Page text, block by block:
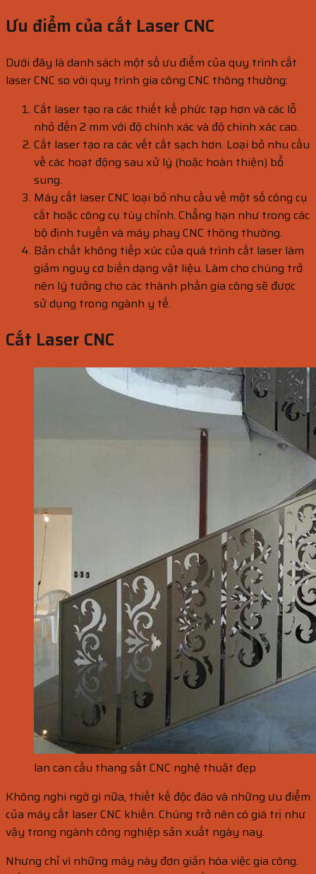
Ưu điểm của cắt Laser CNC
Dưới đây là danh sách một số ưu điểm của quy trình cắt
laser CNC so với quy trình gia công CNC thông thường:
Cắt laser tạo ra các thiết kế phức tạp hơn và các lỗ
nhỏ đến 2 mm với độ chính xác và độ chính xác cao.
Cắt laser tạo ra các vết cắt sạch hơn. Loại bỏ nhu cầu
về các hoạt động sau xử lý (hoặc hoàn thiện) bổ
sung.
Máy cắt laser CNC loại bỏ nhu cầu về một số công cụ
cắt hoặc công cụ tùy chỉnh. Chẳng hạn như trong các
bộ định tuyến và máy phay CNC thông thường.
Bản chất không tiếp xúc của quá trình cắt laser làm
giảm nguy cơ biến dạng vật liệu. Làm cho chúng trở
nên lý tưởng cho các thành phần gia công sẽ được
sử dụng trong ngành y tế.
Cắt Laser CNC
lan can cầu thang sắt CNC nghệ thuật đẹp
Không nghi ngờ gì nữa, thiết kế độc đáo và những ưu điểm
của máy cắt laser CNC khiến. Chúng trở nên có giá trị như
vậy trong ngành công nghiệp sản xuất ngày nay.
Nhưng chỉ vì những máy này đơn giản hóa việc gia công.